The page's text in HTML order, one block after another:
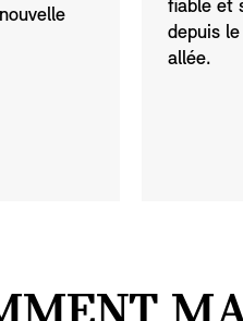
fiable et
depuis
allée.